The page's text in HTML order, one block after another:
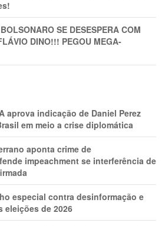
SE DESESPERA COM
DINO!!! PEGOU MEGA-
aprova indicação de Daniel Perez
em meio a crise diplomática
aponta crime de
impeachment se interferência de
especial contra desinformação e
eleições de 2026